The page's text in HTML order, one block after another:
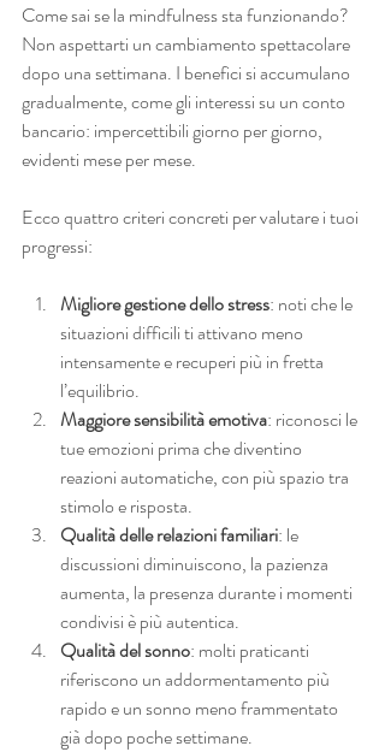
Come sai se la mindfulness sta funzionando?
Non aspettarti un cambiamento spettacolare
dopo una settimana. I benefici si accumulano
gradualmente, come gli interessi su un conto
bancario: impercettibili giorno per giorno,
evidenti mese per mese.
Ecco quattro criteri concreti per valutare i tuoi
progressi:
Migliore gestione dello stress: noti che le
situazioni difficili ti attivano meno
intensamente e recuperi più in fretta
l’equilibrio.
Maggiore sensibilità emotiva: riconosci le
tue emozioni prima che diventino
reazioni automatiche, con più spazio tra
stimolo e risposta.
Qualità delle relazioni familiari: le
discussioni diminuiscono, la pazienza
aumenta, la presenza durante i momenti
condivisi è più autentica.
Qualità del sonno: molti praticanti
riferiscono un addormentamento più
rapido e un sonno meno frammentato
già dopo poche settimane.